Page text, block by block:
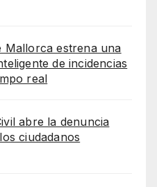
Mallorca estrena una
de incidencias
real
abre la denuncia
ciudadanos